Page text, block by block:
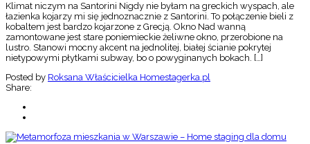
Klimat niczym na Santorini Nigdy nie byłam na greckich wyspach, ale
łazienka kojarzy mi się jednoznacznie z Santorini. To połączenie bieli z
kobaltem jest bardzo kojarzone z Grecją. Okno Nad wanną
zamontowane jest stare poniemieckie żeliwne okno, przerobione na
lustro. Stanowi mocny akcent na jednolitej, białej ścianie pokrytej
nietypowymi płytkami subway, bo o powyginanych bokach. […]
Posted by Roksana Właścicielka Homestagerka.pl
Share: